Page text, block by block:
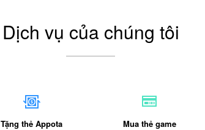
Dịch vụ của chúng tôi
Tặng thẻ Appota Mua thẻ game